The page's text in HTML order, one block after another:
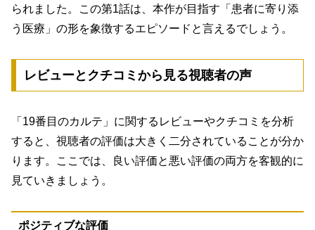
られました。この第1話は、本作が目指す「患者に寄り添
う医療」の形を象徴するエピソードと言えるでしょう。
レビューとクチコミから見る視聴者の声
「19番目のカルテ」に関するレビューやクチコミを分析
すると、視聴者の評価は大きく二分されていることが分か
ります。ここでは、良い評価と悪い評価の両方を客観的に
見ていきましょう。
ポジティブな評価